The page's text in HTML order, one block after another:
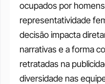
ocupados por
representatividade
decisão impacta
narrativas e a forma
retratadas na
diversidade nas